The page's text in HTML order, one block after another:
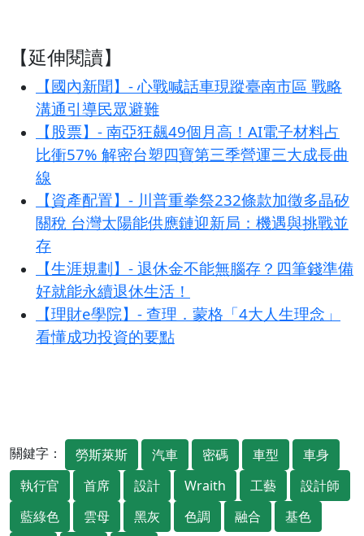
【延伸閱讀】
【國內新聞】- 心戰喊話車現蹤臺南市區 戰略
溝通引導民眾避難
【股票】- 南亞狂飆49個月高！AI電子材料占
比衝57% 解密台塑四寶第三季營運三大成長曲
線
【資產配置】- 川普重拳祭232條款加徵多晶矽
關稅 台灣太陽能供應鏈迎新局：機遇與挑戰並
存
【生涯規劃】- 退休金不能無腦存？四筆錢準備
好就能永續退休生活！
【理財e學院】- 查理．蒙格「4大人生理念」
看懂成功投資的要點
關鍵字： 勞斯萊斯 汽車 密碼 車型
車身
執行官
首席 設計 Wraith 工藝
設計師
藍綠色
雲母 黑灰 色調 融合
基色